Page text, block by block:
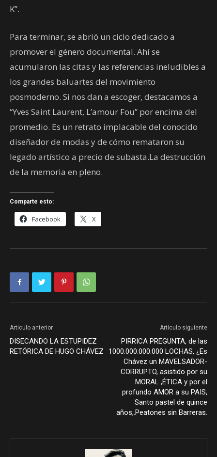
K”.
Para terminar, se abrió un ciclo dedicado a
promover el género documental. Ahí se
acumularon las citas y las referencias ineludibles a
los grandes baluartes del movimiento
posmoderno. Si nos dan a escoger, destacamos a
“Yves Saint Laurent, L’amour Fou” por encima del
promedio. Es un retrato implacable del conocido
diseñador de modas y de cómo remataron su
legado artístico a precio de subasta.La destrucción
de la memoria en pleno.
Comparte esto:
Facebook X
Artículo anterior
DISECANDO LA ESTUPIDEZ
RETÓRICA DE HUGO CHÁVEZ
Artículo siguiente
PIRRICA PREGUNTA, de las
1000.000.000.000 LOCHAS, ¿Es
Chávez un MAVELSADOR-
CORRUPTO, asistido por su
MORAL ,ÉTICA y por el
profundo AMOR a su PAIS,
Santo pastel de quince
años,.Peatones sin Barreras.